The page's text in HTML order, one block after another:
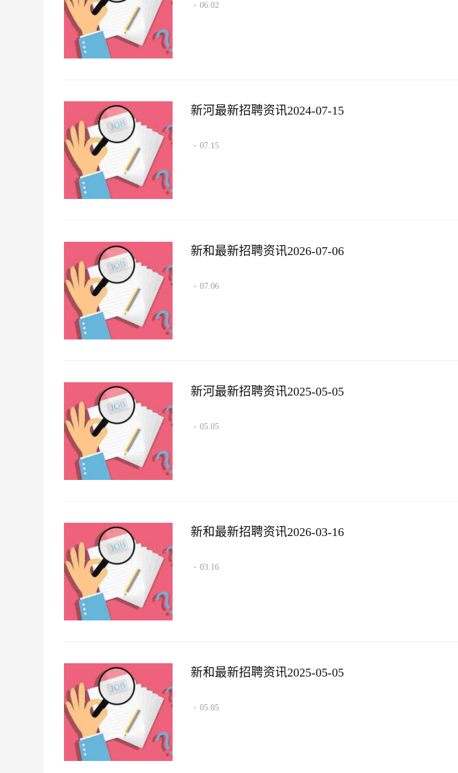
· 06.02
新河最新招聘资讯2024-07-15
· 07.15
新和最新招聘资讯2026-07-06
· 07.06
新河最新招聘资讯2025-05-05
· 05.05
新和最新招聘资讯2026-03-16
· 03.16
新和最新招聘资讯2025-05-05
· 05.05